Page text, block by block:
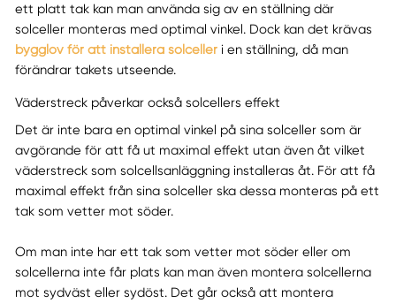
ett platt tak kan man använda sig av en ställning där
solceller monteras med optimal vinkel. Dock kan det krävas
bygglov för att installera solcelleri en ställning, då man
förändrar takets utseende.
Väderstreck påverkar också solcellers effekt
Det är inte bara en optimal vinkel på sina solceller som är
avgörande för att få ut maximal effekt utan även åt vilket
väderstreck som solcellsanläggning installeras åt. För att få
maximal effekt från sina solceller ska dessa monteras på ett
tak som vetter mot söder.
Om man inte har ett tak som vetter mot söder eller om
solcellerna inte får plats kan man även montera solcellerna
mot sydväst eller sydöst. Det går också att montera